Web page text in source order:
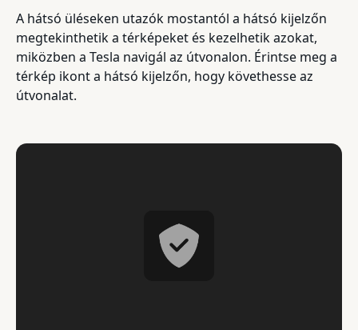
A hátsó üléseken utazók mostantól a hátsó kijelzőn
megtekinthetik a térképeket és kezelhetik azokat,
miközben a Tesla navigál az útvonalon. Érintse meg a
térkép ikont a hátsó kijelzőn, hogy követhesse az
útvonalat.